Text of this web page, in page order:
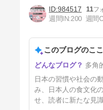
元原爆資料館館長「も
ら修学旅行や平和学習
嗅がせたい」
27時間前
984517
11
週間IN:200 週間
このブログのこ
多角
日本の習慣や社会の
み、日本人の食文化
せ、読者に新たな見